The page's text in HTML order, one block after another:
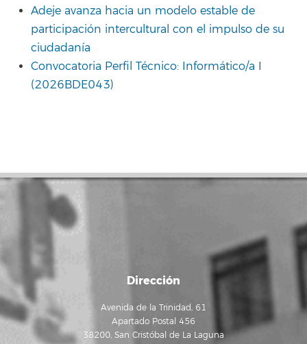
Adeje avanza hacia un modelo estable de
participación intercultural con el impulso de su
ciudadanía
Convocatoria Perfil Técnico: Informático/a I
(2026BDE043)
Dirección
Avenida de la Trinidad, 61
Apartado Postal 456
38200, San Cristóbal de La Laguna